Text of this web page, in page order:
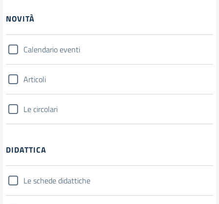
NOVITÀ
Calendario eventi
Articoli
Le circolari
DIDATTICA
Le schede didattiche